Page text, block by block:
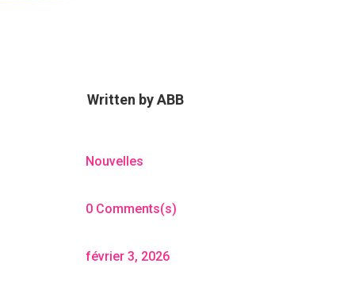
Written byABB
Nouvelles
0 Comments(s)
février 3, 2026